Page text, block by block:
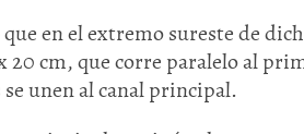
en el extremo sureste de
20 cm, que corre paralelo al
se unen al canal principal.